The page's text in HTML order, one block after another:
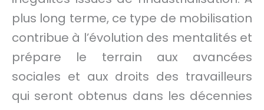
plus long terme, ce type de mobilisation
contribue à l’évolution des mentalités et
prépare le terrain aux avancées
sociales et aux droits des travailleurs
qui seront obtenus dans les décennies